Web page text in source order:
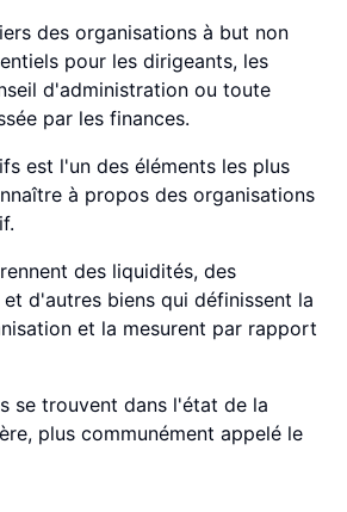
des organisations à but non
pour les dirigeants, les
d'administration ou toute
par les finances.
est l'un des éléments les plus
à propos des organisations
des liquidités, des
d'autres biens qui définissent la
et la mesurent par rapport
se trouvent dans l'état de la
plus communément appelé le